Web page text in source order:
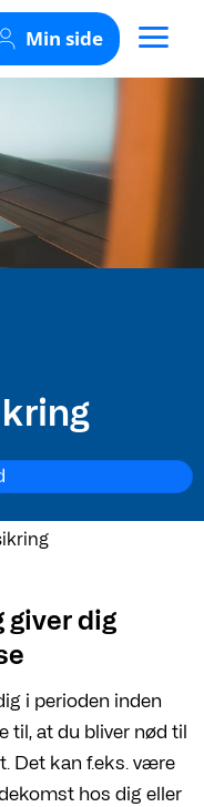
Min side
dig
i perioden inden
til, at du bliver nød til
Det kan f.eks. være
hos dig eller